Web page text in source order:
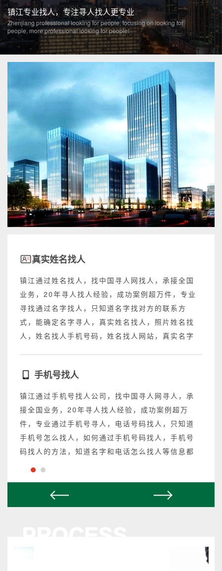
镇江专业找人，专注寻人找人更专业
Zhenjiang professional looking for people, focusing on looking for
people, more professional looking for peoplel
真实姓名找人
镇江通过姓名找人，找中国寻人网找人，承接全国
业务，20年寻人找人经验，成功案例超万件，专业
寻找通过名字找人，只知道名字找对方的联系方
式，能确定名字寻人，真实姓名找人，照片姓名找
人，姓名找人手机号码，姓名找人网站，真实名字
手机号找人
镇江通过手机号找人公司，找中国寻人网寻人，承
接全国业务，20年寻人找人经验，成功案例超万
件，专业通过手机号寻人，电话号码找人，只知道
手机号怎么找人，如何通过手机号码找人，手机号
码找人的方法，知道名字和电话怎么找人等信息都
可以操作，不成功不收费。